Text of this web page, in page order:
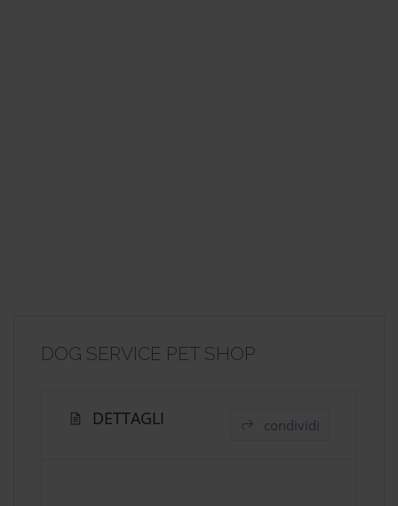
DOG SERVICE PET SHOP
DETTAGLI condividi